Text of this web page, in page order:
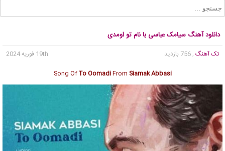
دانلود آهنگ سیامک عباسی با نام تو اومدی
تک آهنگ , 756 بازدید
19th فوریه 2024
Song OfTo OomadiFrom Siamak Abbasi